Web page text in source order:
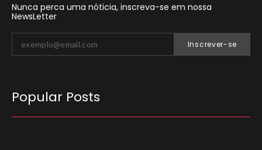
Nunca perca uma nóticia, inscreva-se em nossa
NewsLetter
Inscrever-se
Popular Posts